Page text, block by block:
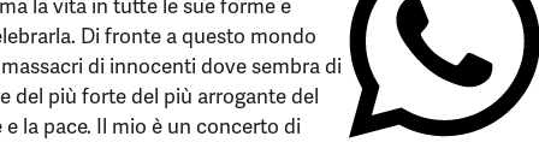
la vita in tutte le sue forme e
Di fronte a questo mondo
di innocenti dove sembra di
del più forte del più arrogante del
la pace. Il mio è un concerto di